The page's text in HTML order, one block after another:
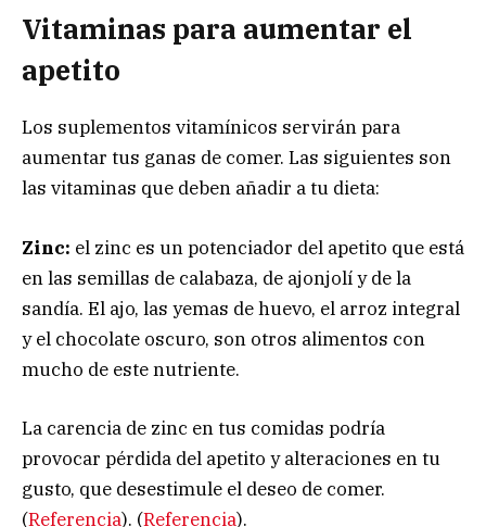
Vitaminas para aumentar el
apetito
Los suplementos vitamínicos servirán para
aumentar tus ganas de comer. Las siguientes son
las vitaminas que deben añadir a tu dieta:
Zinc: el zinc es un potenciador del apetito que está
en las semillas de calabaza, de ajonjolí y de la
sandía. El ajo, las yemas de huevo, el arroz integral
y el chocolate oscuro, son otros alimentos con
mucho de este nutriente.
La carencia de zinc en tus comidas podría
provocar pérdida del apetito y alteraciones en tu
gusto, que desestimule el deseo de comer.
(Referencia). (Referencia).